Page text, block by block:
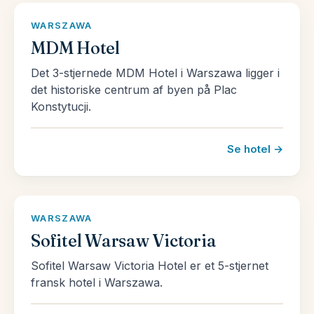
Hele projektet kulminerede i 1971-1984 med
genopførelsen af byens store kongeslot med
rødder tilbage fra 1200-1300-tallet.
Hele genopbyggelsen af bydelen baserede sig på
gamle byplaner, fotografier samt en række
malerier af den italienske maler Bernardo Bellotto,
UNESCOs verdensarvsliste.
Seværdigheder i Warszawa
WARSZAWA
MDM Hotel
Det 3-stjernede MDM Hotel i Warszawa ligger i
det historiske centrum af byen på Plac
Konstytucji.
Se hotel →
WARSZAWA
Sofitel Warsaw Victoria
Sofitel Warsaw Victoria Hotel er et 5-stjernet
fransk hotel i Warszawa.